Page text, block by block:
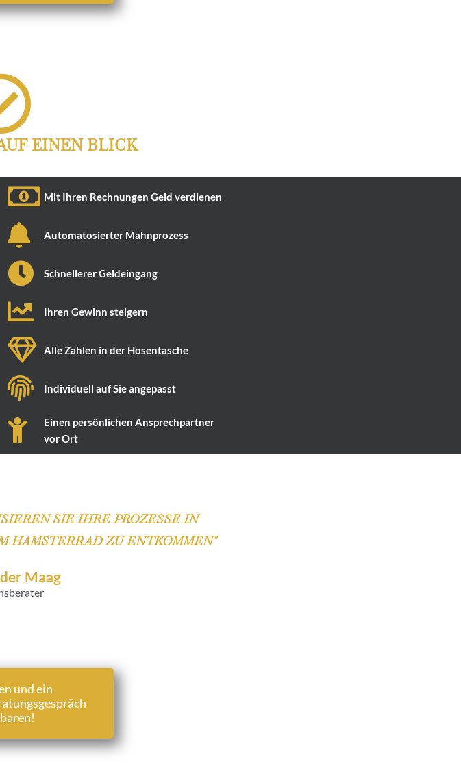
EINEN BLICK
Mit Ihren Rechnungen Geld verdienen
Automatosierter Mahnprozess
Schnellerer Geldeingang
Ihren Gewinn steigern
Alle Zahlen in der Hosentasche
Individuell auf Sie angepasst
Einen persönlichen Ansprechpartner
vor Ort
SIE IHRE PROZESSE IN
HAMSTERRAD ZU ENTKOMMEN"
Maag
und ein